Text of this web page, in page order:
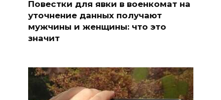
Повестки для явки в военкомат на
уточнение данных получают
мужчины и женщины: что это
значит